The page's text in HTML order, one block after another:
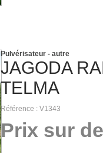
JAGODA
TELMA
Pulvérisateur - autre
Référence V1343
Prix sur